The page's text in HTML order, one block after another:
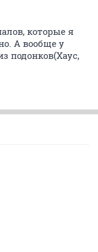
которые я
А вообще у
подонков(Хаус,